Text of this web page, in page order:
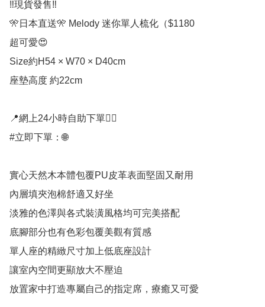
‼️現貨發售‼️
🎌日本直送🎌 Melody 迷你單人梳化（$1180
超可愛😍
Size約H54 × W70 × D40cm
座墊高度 約22cm
📍網上24小時自助下單👍🏻
#立即下單：🌐
實心天然木本體包覆PU皮革表面堅固又耐用
內層填夾泡棉舒適又好坐
淡雅的色澤與各式裝潢風格均可完美搭配
底腳部分也有色彩包覆美觀有質感
單人座的精緻尺寸加上低底座設計
讓室內空間更顯放大不壓迫
放置家中打造專屬自己的指定席，療癒又可愛